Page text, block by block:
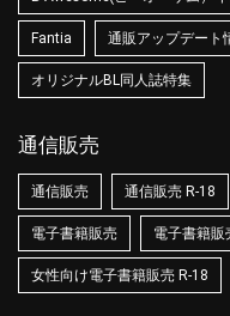
Fantia 通販アップデート
オリジナルBL同人誌特集
通信販売
通信販売 通信販売 R-18
電子書籍販売 電子書籍販
女性向け電子書籍販売 R-18